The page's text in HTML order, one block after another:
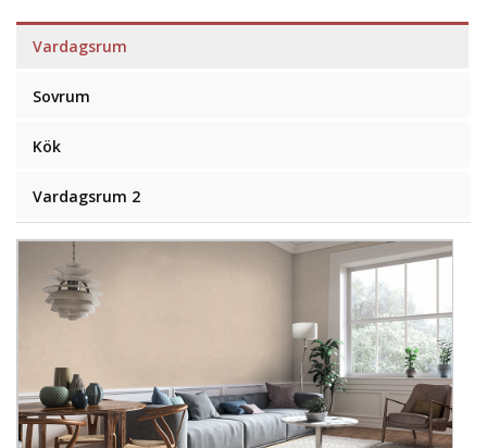
Vardagsrum
Sovrum
Kök
Vardagsrum 2